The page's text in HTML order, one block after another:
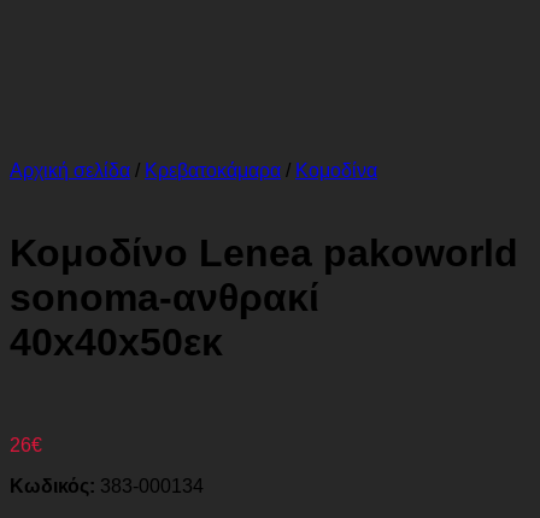
Αρχική σελίδα / Κρεβατοκάμαρα / Κομοδίνα
Κομοδίνο Lenea pakoworld
sonoma-ανθρακί
40x40x50εκ
26€
Κωδικός: 383-000134